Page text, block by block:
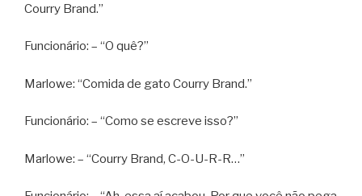
Courry Brand.”
Funcionário: – “O quê?”
Marlowe: “Comida de gato Courry Brand.”
Funcionário: – “Como se escreve isso?”
Marlowe: – “Courry Brand, C-O-U-R-R…”